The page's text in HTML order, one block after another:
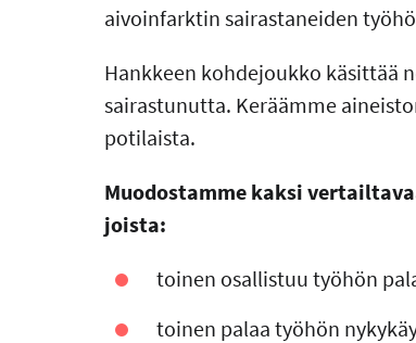
aivoinfarktin sairastaneiden
Hankkeen kohdejoukko käsittää
sairastunutta. Keräämme
potilaista.
Muodostamme kaksi
joista:
toinen osallistuu työhön
toinen palaa työhön